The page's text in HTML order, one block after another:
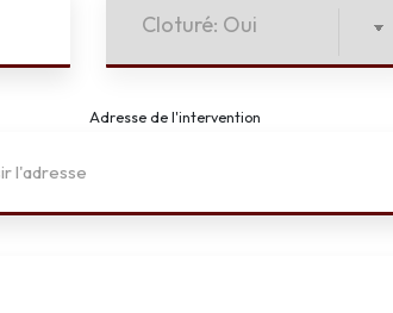
Adresse de l'intervention